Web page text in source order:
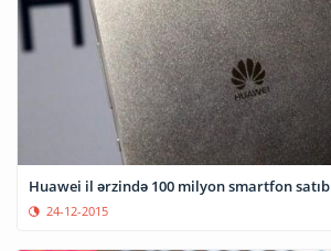
Huawei il ərzində 100 milyon smartfon satıb
24-12-2015